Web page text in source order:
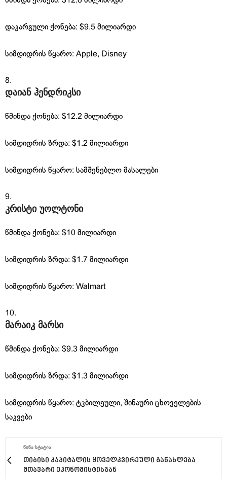
დაკარგული ქონება: $9.5 მილიარდი
სიმდიდრის წყარო: Apple, Disney
დაიან ჰენდრიკსი
წმინდა ქონება: $12.2 მილიარდი
სიმდიდრის ზრდა: $1.2 მილიარდი
სიმდიდრის წყარო: სამშენებლო მასალები
კრისტი უოლტონი
წმინდა ქონება: $10 მილიარდი
სიმდიდრის ზრდა: $1.7 მილიარდი
სიმდიდრის წყარო: Walmart
მარაიკ მარსი
წმინდა ქონება: $9.3 მილიარდი
სიმდიდრის ზრდა: $1.3 მილიარდი
სიმდიდრის წყარო: ტკბილეული, შინაური ცხოველების
საკვები
ᲬᲘᲜᲐ ᲡᲢᲐᲢᲘᲐ
თიბისი კაპიტალის ყოველკვირეული განახლება
მთავარი ეკონომისტისგან